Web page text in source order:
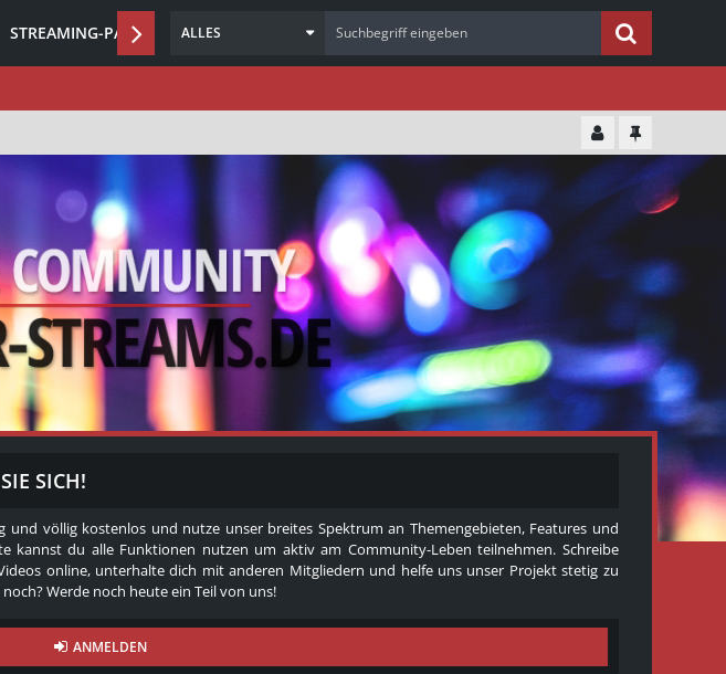
STREAMING-PARTNER ALLES
SICH!
völlig kostenlos und nutze unser breites Spektrum an Themengebieten, Features und
kannst du alle Funktionen nutzen um aktiv am Community-Leben teilnehmen. Schreibe
online, unterhalte dich mit anderen Mitgliedern und helfe uns unser Projekt stetig zu
Werde noch heute ein Teil von uns!
ANMELDEN